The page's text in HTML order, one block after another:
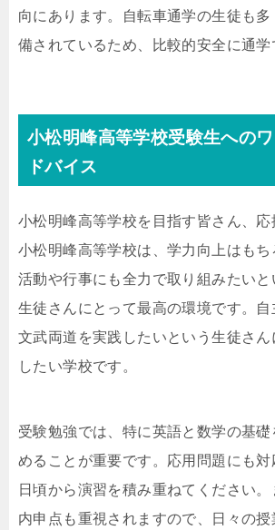
向にあります。自転車通学の生徒も
備されているため、比較的安全に通学
小松明峰高等学校受験生への
ドバイス
小松明峰高等学校を目指す皆さん、応
小松明峰高等学校は、学力向上はもち
活動や行事にも全力で取り組みたいと
生徒さんにとって最高の環境です。自
文武両道を実践したいという生徒さん
したい学校です。
受験勉強では、特に英語と数学の基礎
めることが重要です。応用問題にも対
日頃から演習を積み重ねてください
内申点も重視されますので、日々の授